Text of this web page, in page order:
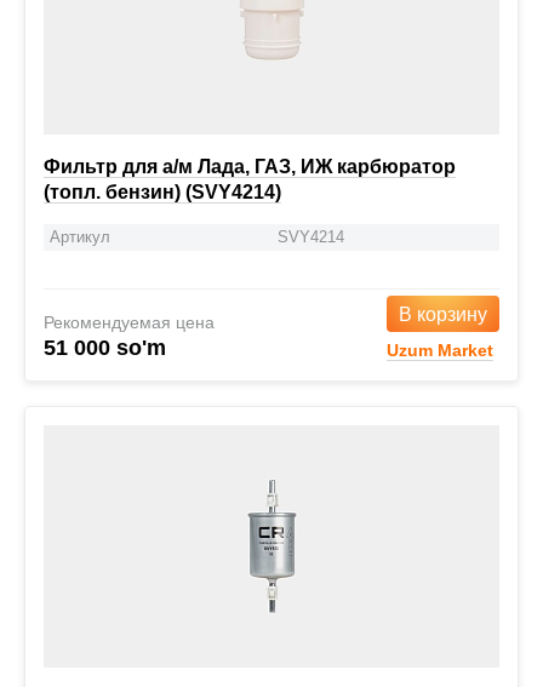
Фильтр для а/м Лада, ГАЗ, ИЖ карбюратор
(топл. бензин) (SVY4214)
Артикул SVY4214
Рекомендуемая цена
51 000 so'm
В корзину
Uzum Market